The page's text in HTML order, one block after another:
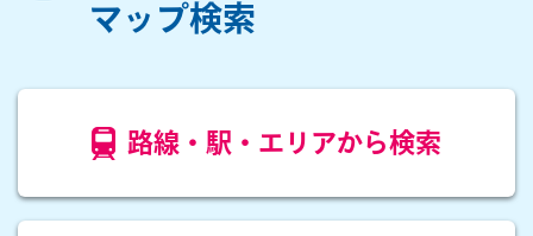
マップ検索
路線・駅・エリアから検索